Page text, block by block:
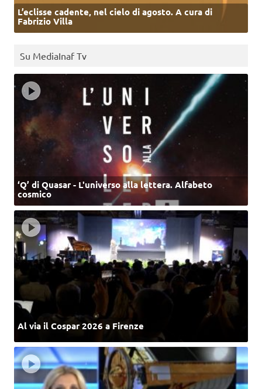
L’eclisse cadente, nel cielo di agosto. A cura di
Fabrizio Villa
Su MediaInaf Tv
‘Q’ di Quasar - L'universo alla lettera. Alfabeto
cosmico
Al via il Cospar 2026 a Firenze